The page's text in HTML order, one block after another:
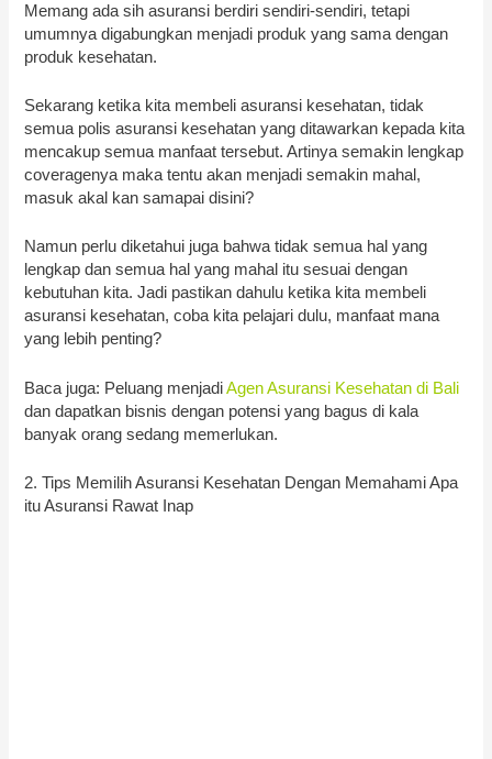
Memang ada sih asuransi berdiri sendiri-sendiri, tetapi
umumnya digabungkan menjadi produk yang sama dengan
produk kesehatan.
Sekarang ketika kita membeli asuransi kesehatan, tidak
semua polis asuransi kesehatan yang ditawarkan kepada kita
mencakup semua manfaat tersebut. Artinya semakin lengkap
coveragenya maka tentu akan menjadi semakin mahal,
masuk akal kan samapai disini?
Namun perlu diketahui juga bahwa tidak semua hal yang
lengkap dan semua hal yang mahal itu sesuai dengan
kebutuhan kita. Jadi pastikan dahulu ketika kita membeli
asuransi kesehatan, coba kita pelajari dulu, manfaat mana
yang lebih penting?
Baca juga: Peluang menjadiAgen Asuransi Kesehatan di Bali
dan dapatkan bisnis dengan potensi yang bagus di kala
banyak orang sedang memerlukan.
2. Tips Memilih Asuransi Kesehatan Dengan Memahami Apa
itu Asuransi Rawat Inap